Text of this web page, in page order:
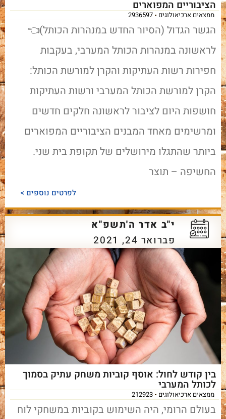
הציבוריים המפוארים
ממצאים ארכיאולוגים 2936597
הגשר הגדול (הסיור החדש במנהרות הכותל)👈
לראשונה במנהרות הכותל המערבי, בעקבות
חפירות רשות העתיקות והקרן למורשת הכותל:
הקרן למורשת הכותל המערבי ורשות העתיקות
חושפות היום לציבור לראשונה חלקים חדשים
ומרשימים מאחד המבנים הציבוריים המפוארים
ביותר שהתגלו מירושלים של תקופת בית שני.
החשיפה – תוצר
לפרטים נוספים >
י"ב אדר ה'תשפ"א
פברואר 24, 2021
בין קודש לחול: אוסף קוביות משחק עתיק בסמוך
לכותל המערבי
ממצאים ארכיאולוגים 212923
בעולם הרומי, היה השימוש בקוביות במשחקי לוח